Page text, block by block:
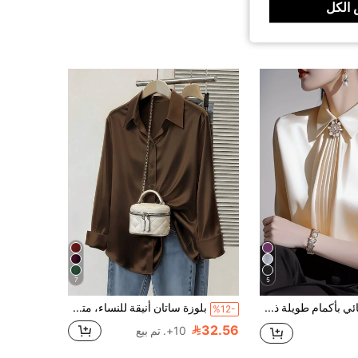
5
قميص نسائي بأكمام طويلة ذو لون أحادي مع طوق، أنيق وملائم للمكتب والتنقل، بلوزة أنيقة متعددة الاستخدامات للربيع والعطلات
7
%12- بلوزة ساتان أنيقة للنساء، متعددة الاستخدامات للعمل والارتداء اليومي، مناسبة لفصلي الربيع والخريف
32.56 10+. تم بيع